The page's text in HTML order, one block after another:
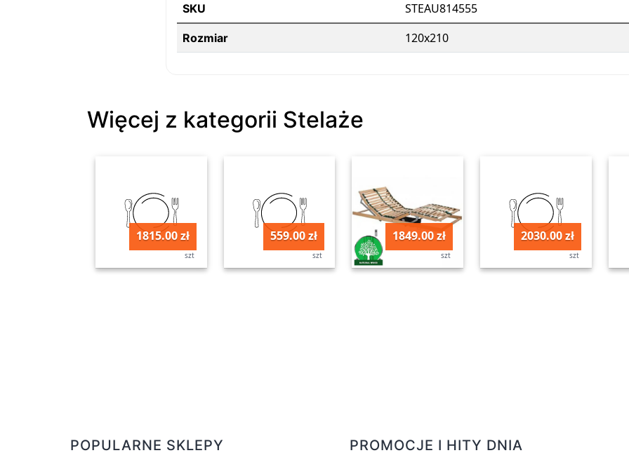
SKU STEAU814555
Rozmiar 120x210
Więcej z kategorii Stelaże
1815.00 zł
szt
559.00 zł
szt
1849.00 zł
szt
2030.00 zł
szt
POPULARNE SKLEPY PROMOCJE I HITY DNIA